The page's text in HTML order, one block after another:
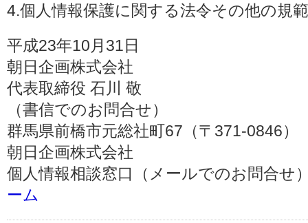
4.個人情報保護に関する法令その他の規
平成23年10月31日
朝日企画株式会社
代表取締役 石川 敬
（書信でのお問合せ）
群馬県前橋市元総社町67（〒371-0846）
朝日企画株式会社
個人情報相談窓口（メールでのお問合せ
ーム